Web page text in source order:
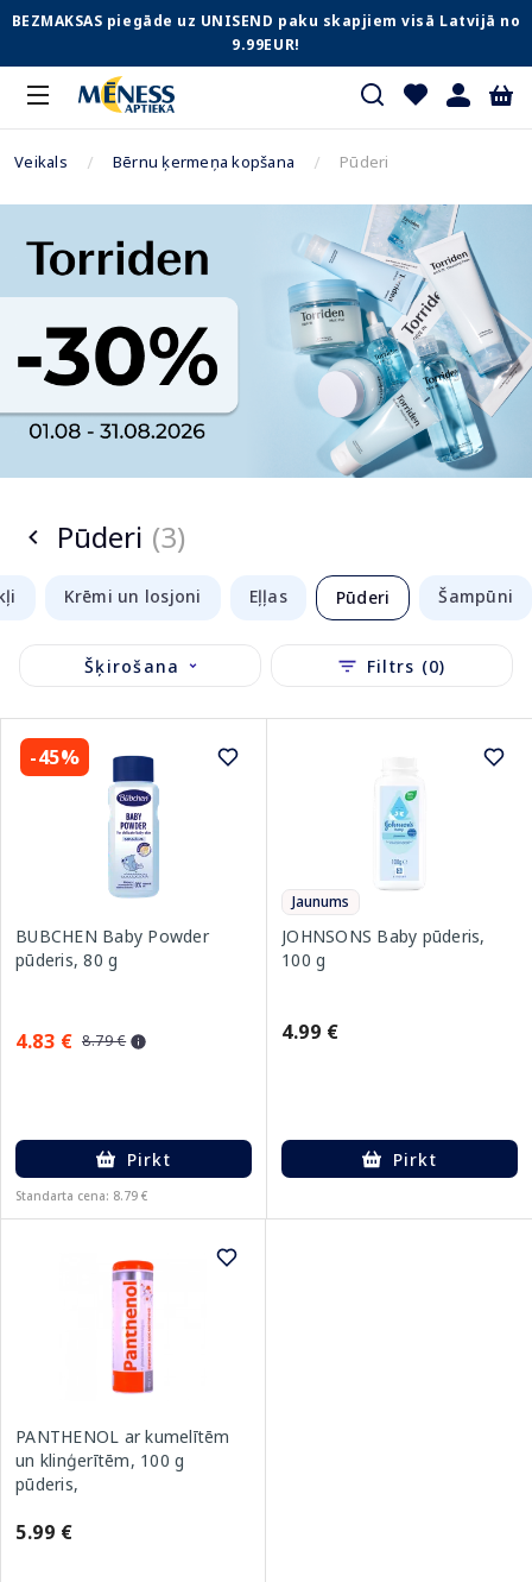
BEZMAKSAS piegāde uz UNISEND paku skapjiem visā Latvijā no
9.99EUR!
Veikals Bērnu ķermeņa kopšana Pūderi
Pūderi (3)
Krēmi un losjoni Eļļas Pūderi Šampūni
Šķirošana Filtrs (0)
-45%
BUBCHEN Baby Powder
pūderis, 80 g
4.83 € 8.79 €
Pirkt
Standarta cena: 8.79 €
Jaunums
JOHNSONS Baby pūderis,
100 g
4.99 €
Pirkt
PANTHENOL ar kumelītēm
un klinģerītēm, 100 g
pūderis,
5.99 €